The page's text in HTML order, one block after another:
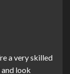
a very skilled
and look